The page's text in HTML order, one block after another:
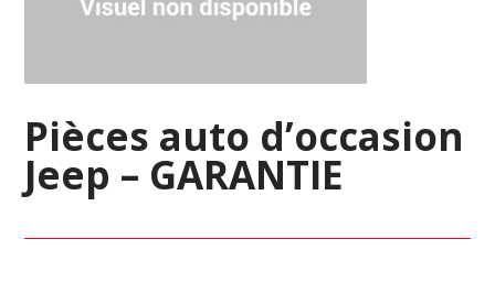
Pièces auto d’occasion
Jeep – GARANTIE